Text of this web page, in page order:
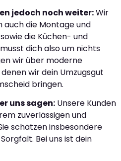
jedoch noch weiter:Wir
auch die Montage und
die Küchen- und
dich also um nichts
wir über moderne
wir dein Umzugsgut
bringen.
uns sagen: Unsere Kunden
zuverlässigen und
schätzen insbesondere
Bei uns ist dein